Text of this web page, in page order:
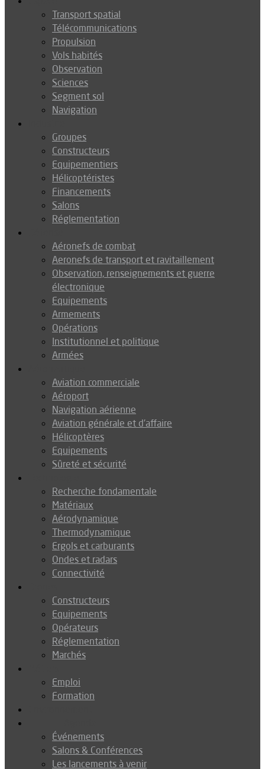
Transport spatial
Télécommunications
Propulsion
Vols habités
Observation
Sciences
Segment sol
Navigation
Groupes
Constructeurs
Equipementiers
Hélicoptéristes
Financements
Salons
Réglementation
Aéronefs de combat
Aeronefs de transport et ravitaillement
Observation, renseignements et guerre
électronique
Equipements
Armements
Opérations
Institutionnel et politique
Armées
Aviation commerciale
Aéroport
Navigation aérienne
Aviation générale et d’affaire
Hélicoptères
Equipements
Sûreté et sécurité
Recherche fondamentale
Matériaux
Aérodynamique
Thermodynamique
Ergols et carburants
Ondes et radars
Connectivité
Constructeurs
Equipements
Opérateurs
Réglementation
Marchés
Emploi
Formation
Événements
Salons & Conférences
Les lancements à venir